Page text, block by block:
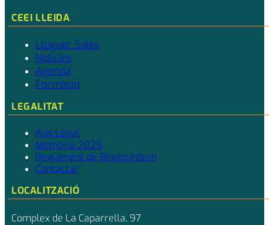
CEEI LLEIDA
Lloguer Sales
Notícies
Agenda
Formació
LEGALITAT
Avís Legal
Memòria 2025
Reglament de Règim Intern
Contactar
LOCALITZACIÓ
Complex de La Caparrella, 97